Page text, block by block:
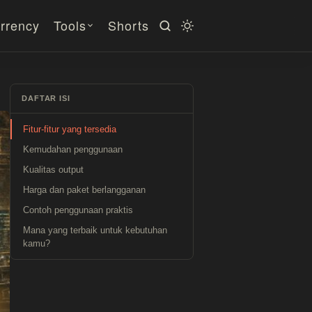
Tools Shorts
DAFTAR ISI
Fitur-fitur yang tersedia
Kemudahan penggunaan
Kualitas output
Harga dan paket berlangganan
Contoh penggunaan praktis
Mana yang terbaik untuk kebutuhan
kamu?